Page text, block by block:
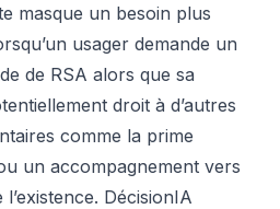
masque un besoin plus
usager demande un
de RSA alors que sa
droit à d’autres
comme la prime
un accompagnement vers
DécisionIA